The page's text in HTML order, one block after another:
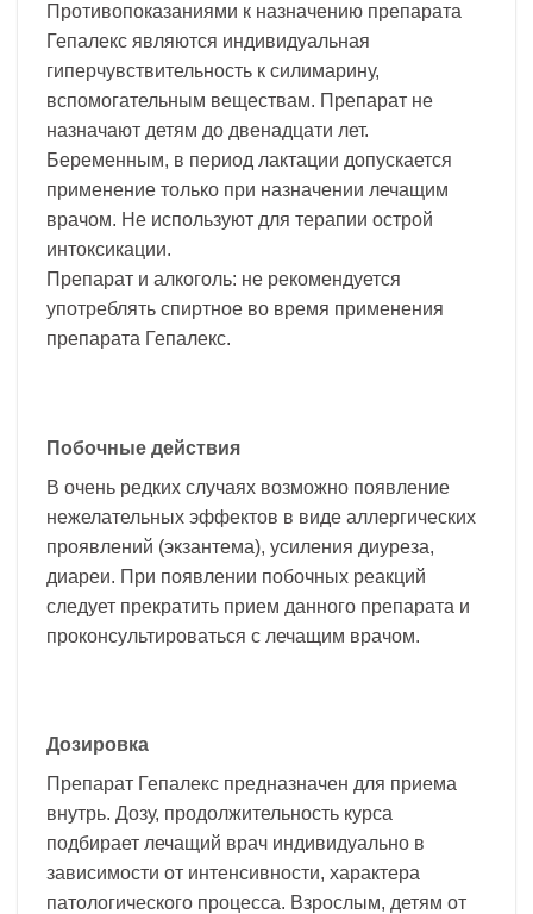
Противопоказаниями к назначению препарата
Гепалекс являются индивидуальная
гиперчувствительность к силимарину,
вспомогательным веществам. Препарат не
назначают детям до двенадцати лет.
Беременным, в период лактации допускается
применение только при назначении лечащим
врачом. Не используют для терапии острой
интоксикации.
Препарат и алкоголь: не рекомендуется
употреблять спиртное во время применения
препарата Гепалекс.
Побочные действия
В очень редких случаях возможно появление
нежелательных эффектов в виде аллергических
проявлений (экзантема), усиления диуреза,
диареи. При появлении побочных реакций
следует прекратить прием данного препарата и
проконсультироваться с лечащим врачом.
Дозировка
Препарат Гепалекс предназначен для приема
внутрь. Дозу, продолжительность курса
подбирает лечащий врач индивидуально в
зависимости от интенсивности, характера
патологического процесса. Взрослым, детям от